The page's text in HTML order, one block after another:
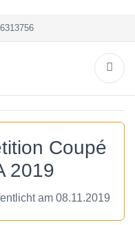
Coupé
2019
am 08.11.2019